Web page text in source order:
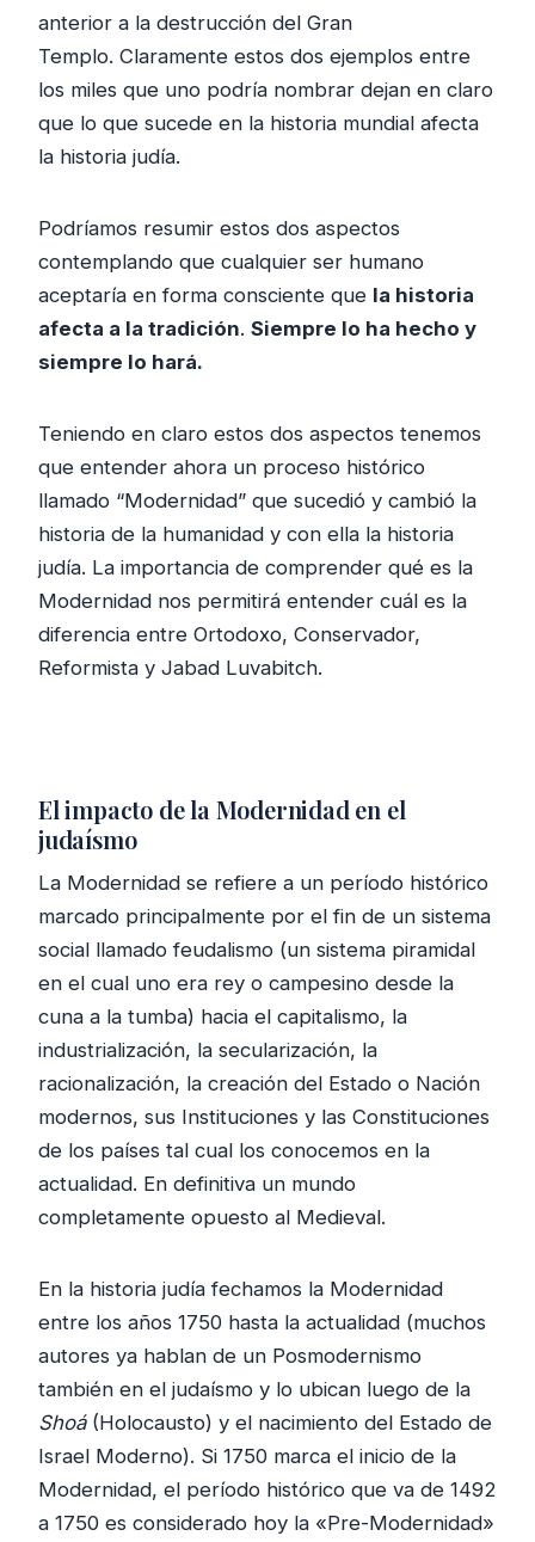
anterior a la destrucción del Gran
Templo. Claramente estos dos ejemplos entre
los miles que uno podría nombrar dejan en claro
que lo que sucede en la historia mundial afecta
la historia judía.
Podríamos resumir estos dos aspectos
contemplando que cualquier ser humano
aceptaría en forma consciente que la historia
afecta a la tradición. Siempre lo ha hecho y
siempre lo hará.
Teniendo en claro estos dos aspectos tenemos
que entender ahora un proceso histórico
llamado “Modernidad” que sucedió y cambió la
historia de la humanidad y con ella la historia
judía. La importancia de comprender qué es la
Modernidad nos permitirá entender cuál es la
diferencia entre Ortodoxo, Conservador,
Reformista y Jabad Luvabitch.
El impacto de la Modernidad en el
judaísmo
La Modernidad se refiere a un período histórico
marcado principalmente por el fin de un sistema
social llamado feudalismo (un sistema piramidal
en el cual uno era rey o campesino desde la
cuna a la tumba) hacia el capitalismo, la
industrialización, la secularización, la
racionalización, la creación del Estado o Nación
modernos, sus Instituciones y las Constituciones
de los países tal cual los conocemos en la
actualidad. En definitiva un mundo
completamente opuesto al Medieval.
En la historia judía fechamos la Modernidad
entre los años 1750 hasta la actualidad (muchos
autores ya hablan de un Posmodernismo
también en el judaísmo y lo ubican luego de la
Shoá(Holocausto) y el nacimiento del Estado de
Israel Moderno). Si 1750 marca el inicio de la
Modernidad, el período histórico que va de 1492
a 1750 es considerado hoy la «Pre-Modernidad»